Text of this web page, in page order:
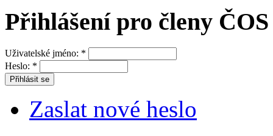
Přihlášení pro členy ČOS
Uživatelské jméno: *
Heslo: *
Zaslat nové heslo